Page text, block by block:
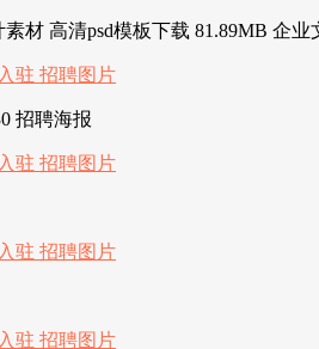
材 高清psd模板下载 81.89MB 企业
招聘海报